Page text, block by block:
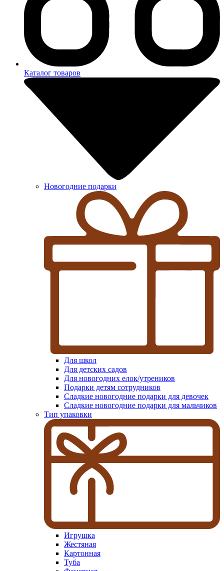
Каталог товаров
Новогодние подарки
Для школ
Для детских садов
Для новогодних елок/утреников
Подарки детям сотрудников
Сладкие новогодние подарки для девочек
Сладкие новогодние подарки для мальчиков
Тип упаковки
Игрушка
Жестяная
Картонная
Туба